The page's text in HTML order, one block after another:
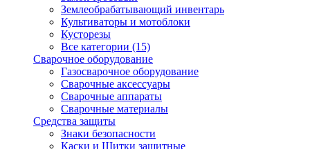
Землеобрабатывающий инвентарь
Культиваторы и мотоблоки
Кусторезы
Все категории (15)
Сварочное оборудование
Газосварочное оборудование
Сварочные аксессуары
Сварочные аппараты
Сварочные материалы
Средства защиты
Знаки безопасности
Каски и Щитки защитные